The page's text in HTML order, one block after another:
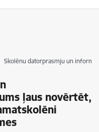
Skolēnu datorprasmju un
ļaus novērtēt,